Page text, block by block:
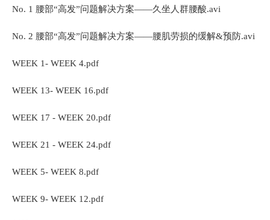
No. 1 腰部“高发”问题解决方案——久坐人群腰酸.avi
No. 2 腰部“高发”问题解决方案——腰肌劳损的缓解&预防.avi
WEEK 1- WEEK 4.pdf
WEEK 13- WEEK 16.pdf
WEEK 17 - WEEK 20.pdf
WEEK 21 - WEEK 24.pdf
WEEK 5- WEEK 8.pdf
WEEK 9- WEEK 12.pdf